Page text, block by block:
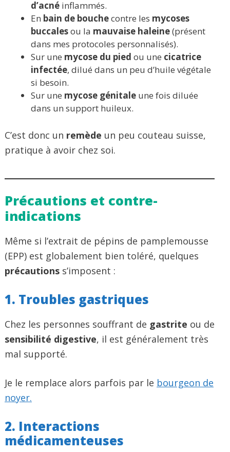
d’acné inflammés.
En bain de bouchecontre les mycoses
buccalesou la mauvaise haleine(présent
dans mes protocoles personnalisés).
Sur une mycose du pied ou une cicatrice
infectée, dilué dans un peu d’huile végétale
si besoin.
Sur une mycose génitale une fois diluée
dans un support huileux.
C’est donc un remède un peu couteau suisse,
pratique à avoir chez soi.
Précautions et contre-
indications
Même si l’extrait de pépins de pamplemousse
(EPP) est globalement bien toléré, quelques
précautions s’imposent :
1. Troubles gastriques
Chez les personnes souffrant de gastrite ou de
sensibilité digestive, il est généralement très
mal supporté.
Je le remplace alors parfois par le bourgeon de
noyer.
2. Interactions
médicamenteuses